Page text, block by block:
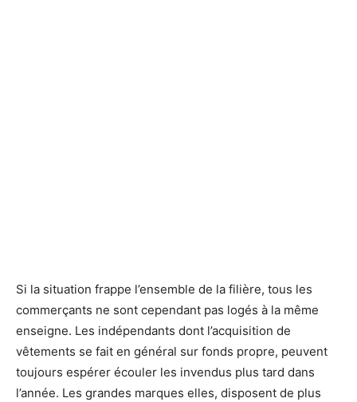
Si la situation frappe l’ensemble de la filière, tous les
commerçants ne sont cependant pas logés à la même
enseigne. Les indépendants dont l’acquisition de
vêtements se fait en général sur fonds propre, peuvent
toujours espérer écouler les invendus plus tard dans
l’année. Les grandes marques elles, disposent de plus